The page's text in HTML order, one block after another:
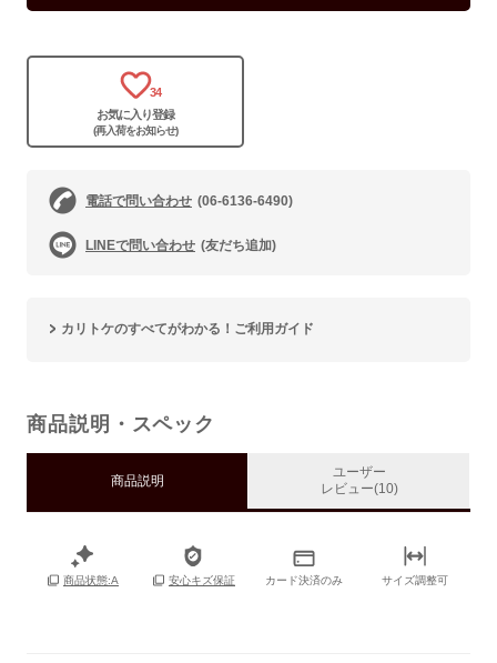
34
お気に入り登録
(再入荷をお知らせ)
電話で問い合わせ (06-6136-6490)
LINEで問い合わせ (友だち追加)
カリトケのすべてがわかる！ご利用ガイド
商品説明・スペック
商品説明
ユーザー
レビュー(10)
商品状態:A 安心キズ保証 カード決済のみ サイズ調整可